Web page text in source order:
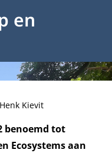
en
Kievit
benoemd tot
Ecosystems aan